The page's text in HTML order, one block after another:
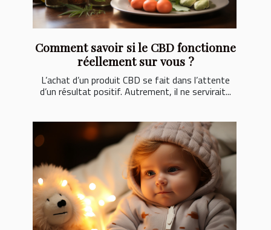
Comment savoir si le CBD fonctionne
réellement sur vous ?
L’achat d’un produit CBD se fait dans l’attente
d’un résultat positif. Autrement, il ne servirait...